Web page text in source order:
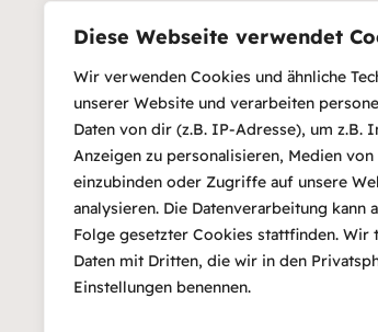
Diese Webseite verwendet
Wir verwenden Cookies und ähnliche
unserer Website und verarbeiten
Daten von dir (z.B. IP-Adresse), um z.B.
Anzeigen zu personalisieren, Medien
einzubinden oder Zugriffe auf unsere
analysieren. Die Datenverarbeitung kann
Folge gesetzter Cookies stattfinden. Wir
Daten mit Dritten, die wir in den
Einstellungen benennen.
Zum Kalender